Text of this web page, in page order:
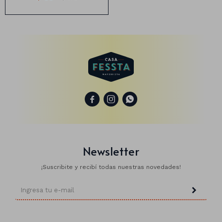
  
Newsletter
¡Suscribite y recibí todas nuestras novedades!
Guías